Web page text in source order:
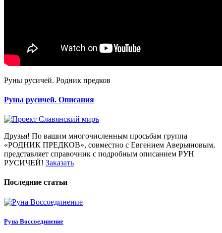
Руны русичей. Родник предков
Руны русичей. Описания
Друзья! По вашим многочисленным просьбам группа
«РОДНИК ПРЕДКОВ», совместно с Евгением Аверьяновым,
представляет справочник с подробным описанием РУН
РУСИЧЕЙ! Заказать
Последние статьи
Руна Воссоединение